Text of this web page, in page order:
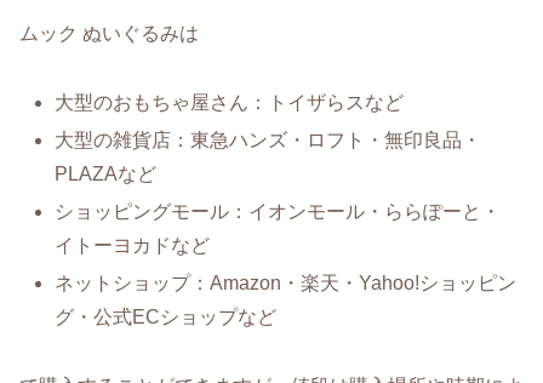
ムック ぬいぐるみは
大型のおもちゃ屋さん：トイザらスなど
大型の雑貨店：東急ハンズ・ロフト・無印良品・
PLAZAなど
ショッピングモール：イオンモール・ららぽーと・
イトーヨカドなど
ネットショップ：Amazon・楽天・Yahoo!ショッピン
グ・公式ECショップなど